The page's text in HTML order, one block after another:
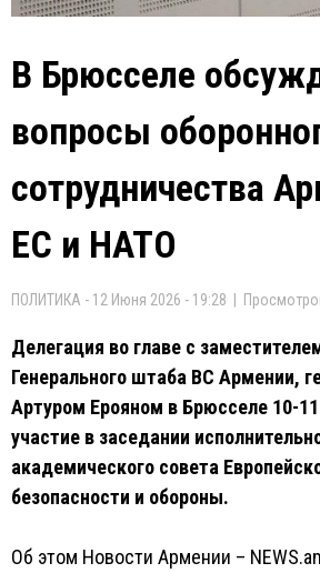
В Брюсселе
вопросы
сотрудничества
ЕС и НАТО
ПОЛИТИКА - 12 Июня 2026 - 19:28 |
Делегация во главе с
Генерального штаба ВС Армении,
Артуром Ерояном в Брюсселе 10-
участие в заседании
академического совета
безопасности и обороны.
Об этом Новости Армении –